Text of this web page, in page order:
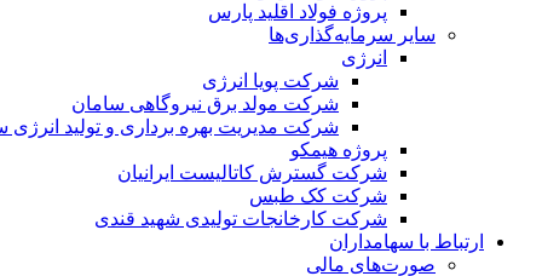
پروژه فولاد اقلید پارس
سایر سرمایه‌گذاری‌ها
انرژی
شرکت پویا انرژی
شرکت مولد برق نیروگاهی سامان
شرکت مدیریت بهره برداری و تولید انرژی
پروژه هیمکو
شرکت گسترش کاتالیست ایرانیان
شرکت کک طبس
شرکت کارخانجات تولیدی شهید قندی
ارتباط با سهامداران
صورت‌های مالی